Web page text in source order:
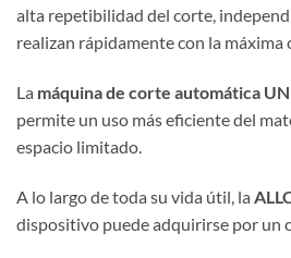
alta repetibilidad del corte,
realizan rápidamente con la máxima
La máquina de corte automática
permite un uso más eficiente del
espacio limitado.
A lo largo de toda su vida útil, la
dispositivo puede adquirirse por un